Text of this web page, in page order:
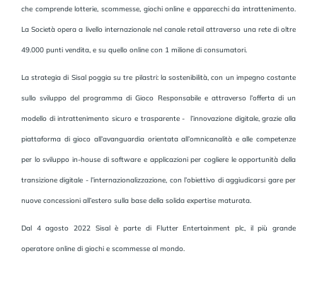
che comprende lotterie, scommesse, giochi online e apparecchi da intrattenimento.
La Società opera a livello internazionale nel canale retail attraverso una rete di oltre
49.000 punti vendita, e su quello online con 1 milione di consumatori.
La strategia di Sisal poggia su tre pilastri: la sostenibilità, con un impegno costante
sullo sviluppo del programma di Gioco Responsabile e attraverso l’offerta di un
modello di intrattenimento sicuro e trasparente - l’innovazione digitale, grazie alla
piattaforma di gioco all’avanguardia orientata all’omnicanalità e alle competenze
per lo sviluppo in-house di software e applicazioni per cogliere le opportunità della
transizione digitale - l’internazionalizzazione, con l’obiettivo di aggiudicarsi gare per
nuove concessioni all’estero sulla base della solida expertise maturata.
Dal 4 agosto 2022 Sisal è parte di Flutter Entertainment plc, il più grande
operatore online di giochi e scommesse al mondo.